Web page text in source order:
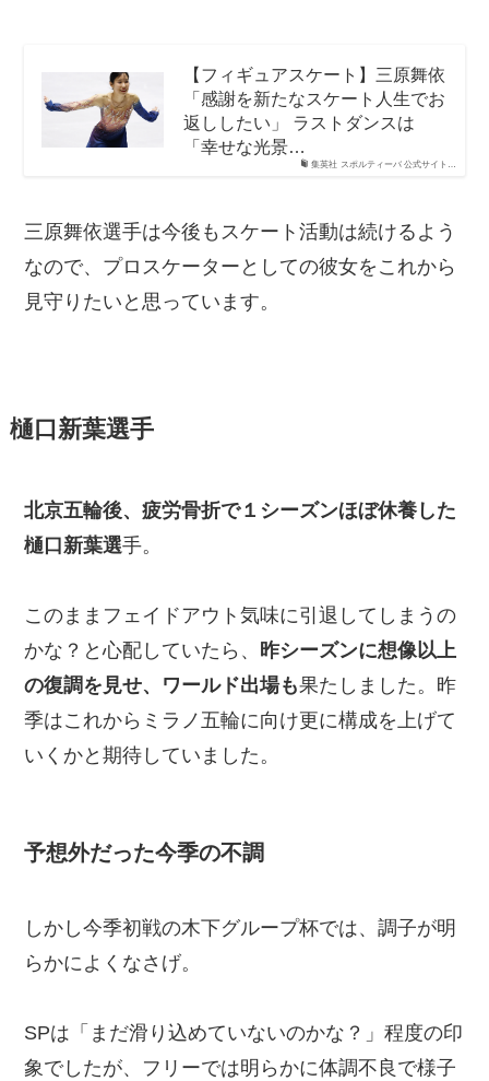
集英社 スポルティーバ 公式サイト…
【フィギュアスケート】三原舞依
「感謝を新たなスケート人生でお
返ししたい」 ラストダンスは
「幸せな光景…
三原舞依選手は今後もスケート活動は続けるよう
なので、プロスケーターとしての彼女をこれから
見守りたいと思っています。
樋口新葉選手
北京五輪後、疲労骨折で１シーズンほぼ休養した
樋口新葉選手。
このままフェイドアウト気味に引退してしまうの
かな？と心配していたら、 昨シーズンに想像以上
の復調を見せ、ワールド出場も果たしました。昨
季はこれからミラノ五輪に向け更に構成を上げて
いくかと期待していました。
予想外だった今季の不調
しかし今季初戦の木下グループ杯では、調子が明
らかによくなさげ。
SPは「まだ滑り込めていないのかな？」程度の印
象でしたが、フリーでは明らかに体調不良で様子